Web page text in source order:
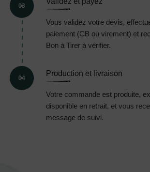
03
Vous validez votre devis,
paiement (CB ou virement) et
Bon à Tirer à vérifier.
04
Production et livraison
Votre commande est produite,
disponible en retrait, et vous
message de suivi.